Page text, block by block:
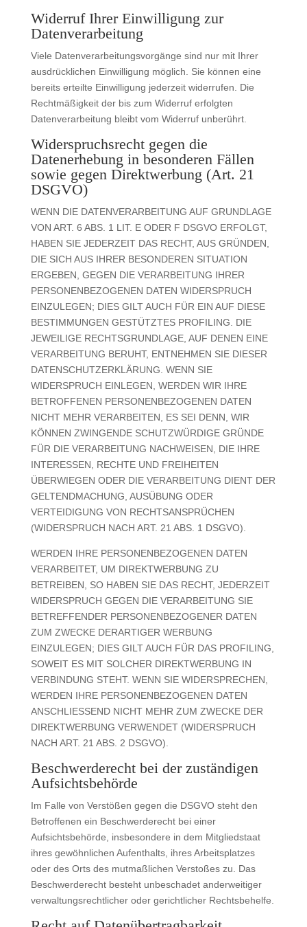
Widerruf Ihrer Einwilligung zur
Datenverarbeitung
Viele Datenverarbeitungsvorgänge sind nur mit Ihrer
ausdrücklichen Einwilligung möglich. Sie können eine
bereits erteilte Einwilligung jederzeit widerrufen. Die
Rechtmäßigkeit der bis zum Widerruf erfolgten
Datenverarbeitung bleibt vom Widerruf unberührt.
Widerspruchsrecht gegen die
Datenerhebung in besonderen Fällen
sowie gegen Direktwerbung (Art. 21
DSGVO)
WENN DIE DATENVERARBEITUNG AUF GRUNDLAGE
VON ART. 6 ABS. 1 LIT. E ODER F DSGVO ERFOLGT,
HABEN SIE JEDERZEIT DAS RECHT, AUS GRÜNDEN,
DIE SICH AUS IHRER BESONDEREN SITUATION
ERGEBEN, GEGEN DIE VERARBEITUNG IHRER
PERSONENBEZOGENEN DATEN WIDERSPRUCH
EINZULEGEN; DIES GILT AUCH FÜR EIN AUF DIESE
BESTIMMUNGEN GESTÜTZTES PROFILING. DIE
JEWEILIGE RECHTSGRUNDLAGE, AUF DENEN EINE
VERARBEITUNG BERUHT, ENTNEHMEN SIE DIESER
DATENSCHUTZERKLÄRUNG. WENN SIE
WIDERSPRUCH EINLEGEN, WERDEN WIR IHRE
BETROFFENEN PERSONENBEZOGENEN DATEN
NICHT MEHR VERARBEITEN, ES SEI DENN, WIR
KÖNNEN ZWINGENDE SCHUTZWÜRDIGE GRÜNDE
FÜR DIE VERARBEITUNG NACHWEISEN, DIE IHRE
INTERESSEN, RECHTE UND FREIHEITEN
ÜBERWIEGEN ODER DIE VERARBEITUNG DIENT DER
GELTENDMACHUNG, AUSÜBUNG ODER
VERTEIDIGUNG VON RECHTSANSPRÜCHEN
(WIDERSPRUCH NACH ART. 21 ABS. 1 DSGVO).
WERDEN IHRE PERSONENBEZOGENEN DATEN
VERARBEITET, UM DIREKTWERBUNG ZU
BETREIBEN, SO HABEN SIE DAS RECHT, JEDERZEIT
WIDERSPRUCH GEGEN DIE VERARBEITUNG SIE
BETREFFENDER PERSONENBEZOGENER DATEN
ZUM ZWECKE DERARTIGER WERBUNG
EINZULEGEN; DIES GILT AUCH FÜR DAS PROFILING,
SOWEIT ES MIT SOLCHER DIREKTWERBUNG IN
VERBINDUNG STEHT. WENN SIE WIDERSPRECHEN,
WERDEN IHRE PERSONENBEZOGENEN DATEN
ANSCHLIESSEND NICHT MEHR ZUM ZWECKE DER
DIREKTWERBUNG VERWENDET (WIDERSPRUCH
NACH ART. 21 ABS. 2 DSGVO).
Beschwerde­recht bei der zuständigen
Aufsichts­behörde
Im Falle von Verstößen gegen die DSGVO steht den
Betroffenen ein Beschwerderecht bei einer
Aufsichtsbehörde, insbesondere in dem Mitgliedstaat
ihres gewöhnlichen Aufenthalts, ihres Arbeitsplatzes
oder des Orts des mutmaßlichen Verstoßes zu. Das
Beschwerderecht besteht unbeschadet anderweitiger
verwaltungsrechtlicher oder gerichtlicher Rechtsbehelfe.